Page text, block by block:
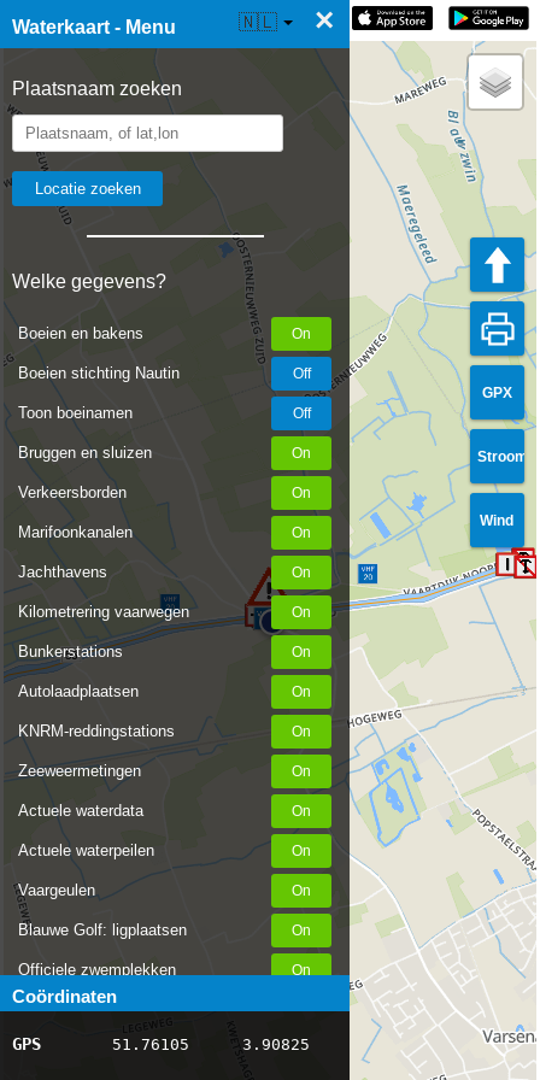
Waterkaart - Menu ×
Plaatsnaam zoeken
Welke gegevens?
Boeien en bakens
Boeien stichting Nautin
Toon boeinamen
Bruggen en sluizen
Verkeersborden
Marifoonkanalen
Jachthavens
Kilometrering vaarwegen
Bunkerstations
Autolaadplaatsen
KNRM-reddingstations
Zeeweermetingen
Actuele waterdata
Actuele waterpeilen
Vaargeulen
Blauwe Golf: ligplaatsen
Officiele zwemplekken
Stremmingen/hinder
AIS scheepsposities
Coördinaten
GPS 51.76105 3.90825
☰ Waterkaart Live 🇳🇱
GPX
Stroom
Wind
56